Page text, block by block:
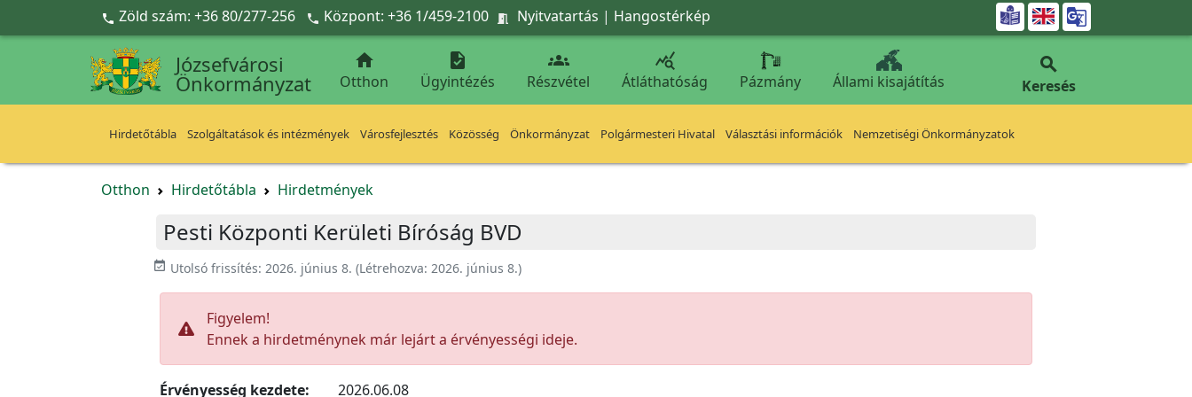
Ugrás a fő tartalomra
 Zöld szám: +36 80/277-256  Központ: +36 1/459-2100  Nyitvatartás | Hangostérkép 
Józsefvárosi
Önkormányzat

Otthon

Ügyintézés

Részvétel

Átláthatóság Pázmány Állami kisajátítás

Keresés
Hirdetőtábla Szolgáltatások és intézmények Városfejlesztés Közösség Önkormányzat Polgármesteri Hivatal Választási információk Nemzetiségi Önkormányzatok
Otthon Hirdetőtábla Hirdetmények
Pesti Központi Kerületi Bíróság BVD
event_available Utolsó frissítés: 2026. június 8. (Létrehozva: 2026. június 8.)
Figyelem!
Ennek a hirdetménynek már lejárt a érvényességi ideje.
Érvényesség kezdete:
2026.06.08